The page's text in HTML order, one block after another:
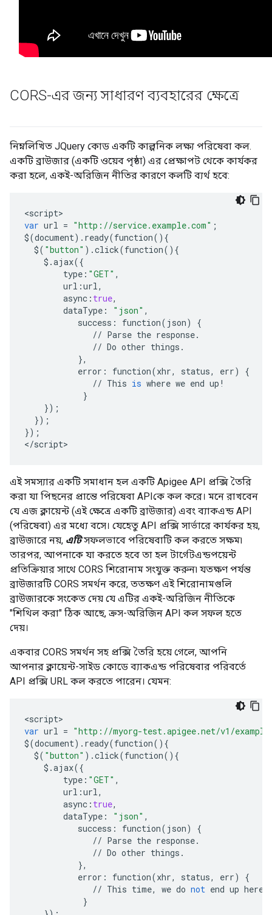
CORS-এর জন্য সাধারণ ব্যবহারের ক্ষেত্রে
নিম্নলিখিত JQuery কোড একটি কাল্পনিক লক্ষ্য পরিষেবা কল.
একটি ব্রাউজার (একটি ওয়েব পৃষ্ঠা) এর প্রেক্ষাপট থেকে কার্যকর
করা হলে, একই-অরিজিন নীতির কারণে কলটি ব্যর্থ হবে:
<script
var url = "http://service.example.com" ;
$(document) . ready(function(){
$( "button" ) .click(function(){
$.ajax({
type : "GET" ,
url :url,
async : true,
dataType : "json" ,
success : function( json)
{
// Parse the response.
// Do other things .
},
error : function(xhr, status, err)
{
// This is where we end up !
}
});
});
});
</script>
এই সমস্যার একটি সমাধান হল একটি Apigee API প্রক্সি তৈরি
করা যা পিছনের প্রান্তে পরিষেবা APIকে কল করে। মনে রাখবেন
যে এজ ক্লায়েন্ট (এই ক্ষেত্রে একটি ব্রাউজার) এবং ব্যাকএন্ড API
(পরিষেবা) এর মধ্যে বসে। যেহেতু API প্রক্সি সার্ভারে কার্যকর হয়,
ব্রাউজারে নয়, এটিসফলভাবে পরিষেবাটি কল করতে সক্ষম৷
তারপর, আপনাকে যা করতে হবে তা হল টার্গেটএন্ডপয়েন্ট
প্রতিক্রিয়ার সাথে CORS শিরোনাম সংযুক্ত করুন৷ যতক্ষণ পর্যন্ত
ব্রাউজারটি CORS সমর্থন করে, ততক্ষণ এই শিরোনামগুলি
ব্রাউজারকে সংকেত দেয় যে এটির একই-অরিজিন নীতিকে
"শিথিল করা" ঠিক আছে, ক্রস-অরিজিন API কল সফল হতে
দেয়।
একবার CORS সমর্থন সহ প্রক্সি তৈরি হয়ে গেলে, আপনি
আপনার ক্লায়েন্ট-সাইড কোডে ব্যাকএন্ড পরিষেবার পরিবর্তে
API প্রক্সি URL কল করতে পারেন। যেমন:
<script
var url = "http://myorg-test.apigee.net/v1/
$(document) . ready(function(){
$( "button" ) .click(function(){
$.ajax({
type : "GET" ,
url :url,
async : true,
dataType : "json" ,
success : function( json)
{
// Parse the response.
// Do other things .
},
error : function(xhr, status, err)
{
// This time, we do not end up here
}